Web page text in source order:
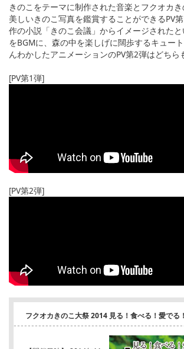
きのこをテーマに制作された音楽とフクオカ
美しいきのこ写真を鑑賞することができるPV
作の小説「きのこ会議」からイメージされた
をBGMに、森の中を楽しげに闊歩するキュー
んわかしたアニメーションのPV第2弾はどちら
[PV第1弾]
[PV第2弾]
フクオカきのこ大祭 2014 見る！食べる！愛でる！